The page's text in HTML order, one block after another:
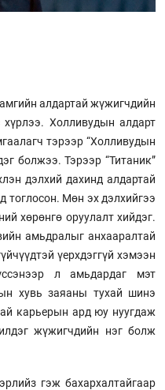
алдартай жүжигчдийн
Холливудын алдарт
тэрээр “Холливудын
болжээ. Тэрээр “Титаник”
дэлхий дахинд алдартай
тоглосон. Мөн эх дэлхийгээ
хөрөнгө оруулалт хийдэг.
амьдралыг анхааралтай
үерхдэггүй хэмээн
л амьдардаг мэт
хувь заяаны тухай шинэ
карьерын ард юу нуугдаж
жүжигчдийн нэг болж
гэж бахархалтайгаар